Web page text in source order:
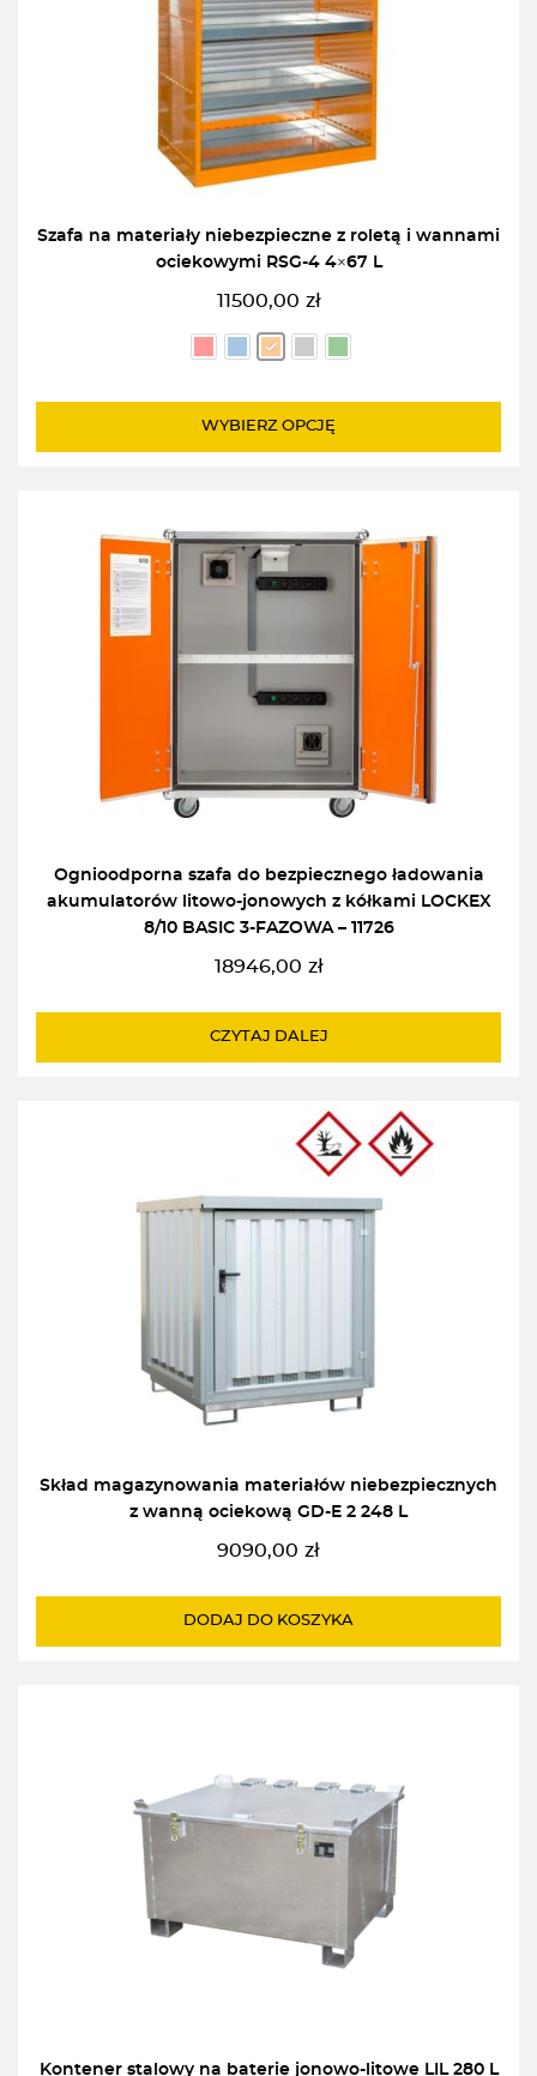
Szafa na materiały niebezpieczne z roletą i wannami
ociekowymi RSG-4 4×67 L
11500,00 zł
WYBIERZ OPCJĘ
Ognioodporna szafa do bezpiecznego ładowania
akumulatorów litowo-jonowych z kółkami LOCKEX
8/10 BASIC 3-FAZOWA – 11726
18946,00 zł
CZYTAJ DALEJ
Skład magazynowania materiałów niebezpiecznych
z wanną ociekową GD-E 2 248 L
9090,00 zł
DODAJ DO KOSZYKA
Kontener stalowy na baterie jonowo-litowe LIL 280 L